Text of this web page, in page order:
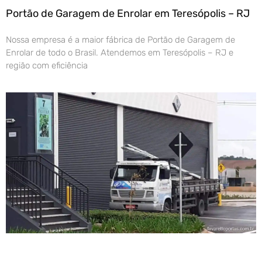
Portão de Garagem de Enrolar em Teresópolis – RJ
Nossa empresa é a maior fábrica de Portão de Garagem de
Enrolar de todo o Brasil. Atendemos em Teresópolis – RJ e
região com eficiência